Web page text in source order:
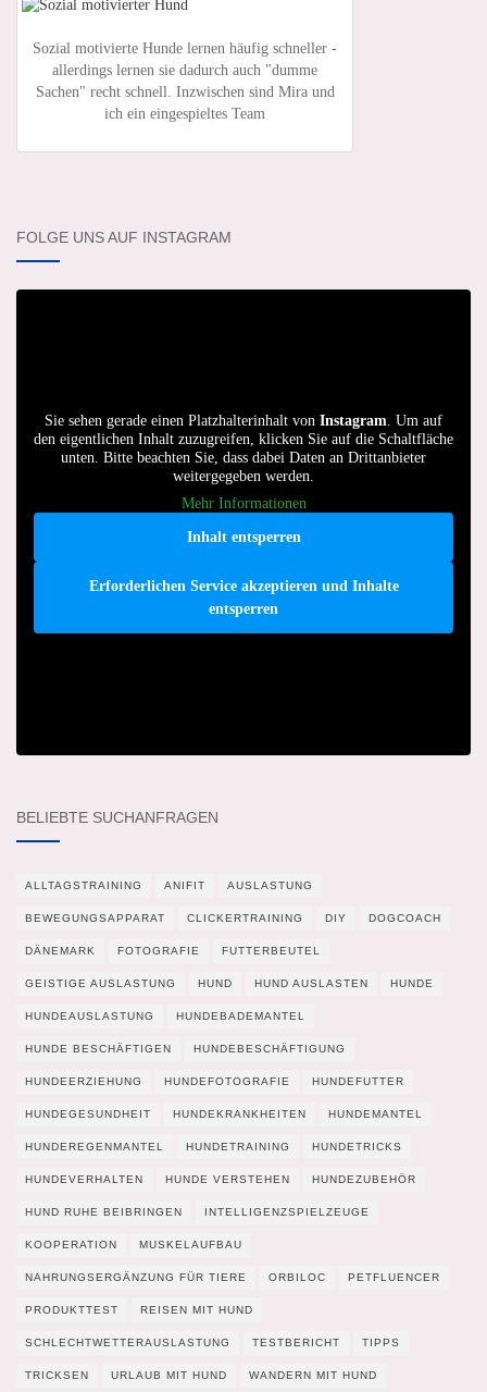
Sozial motivierte Hunde lernen häufig schneller -
allerdings lernen sie dadurch auch "dumme
Sachen" recht schnell. Inzwischen sind Mira und
ich ein eingespieltes Team
FOLGE UNS AUF INSTAGRAM
Sie sehen gerade einen Platzhalterinhalt von Instagram. Um auf
den eigentlichen Inhalt zuzugreifen, klicken Sie auf die Schaltfläche
unten. Bitte beachten Sie, dass dabei Daten an Drittanbieter
weitergegeben werden.
Mehr Informationen
Inhalt entsperren
Erforderlichen Service akzeptieren und Inhalte
entsperren
BELIEBTE SUCHANFRAGEN
ALLTAGSTRAINING ANIFIT AUSLASTUNG
BEWEGUNGSAPPARAT CLICKERTRAINING DIY DOGCOACH
DÄNEMARK FOTOGRAFIE FUTTERBEUTEL
GEISTIGE AUSLASTUNG HUND HUND AUSLASTEN HUNDE
HUNDEAUSLASTUNG HUNDEBADEMANTEL
HUNDE BESCHÄFTIGEN HUNDEBESCHÄFTIGUNG
HUNDEERZIEHUNG HUNDEFOTOGRAFIE HUNDEFUTTER
HUNDEGESUNDHEIT HUNDEKRANKHEITEN HUNDEMANTEL
HUNDEREGENMANTEL HUNDETRAINING HUNDETRICKS
HUNDEVERHALTEN HUNDE VERSTEHEN HUNDEZUBEHÖR
HUND RUHE BEIBRINGEN INTELLIGENZSPIELZEUGE
KOOPERATION MUSKELAUFBAU
NAHRUNGSERGÄNZUNG FÜR TIERE ORBILOC PETFLUENCER
PRODUKTTEST REISEN MIT HUND
SCHLECHTWETTERAUSLASTUNG TESTBERICHT TIPPS
TRICKSEN URLAUB MIT HUND WANDERN MIT HUND